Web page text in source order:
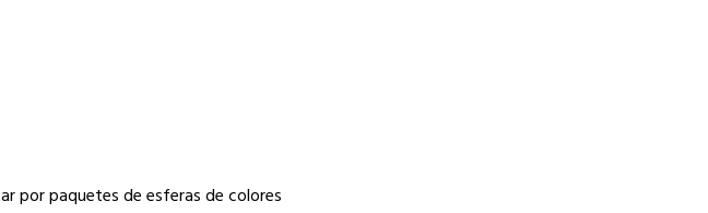
por paquetes de esferas de colores